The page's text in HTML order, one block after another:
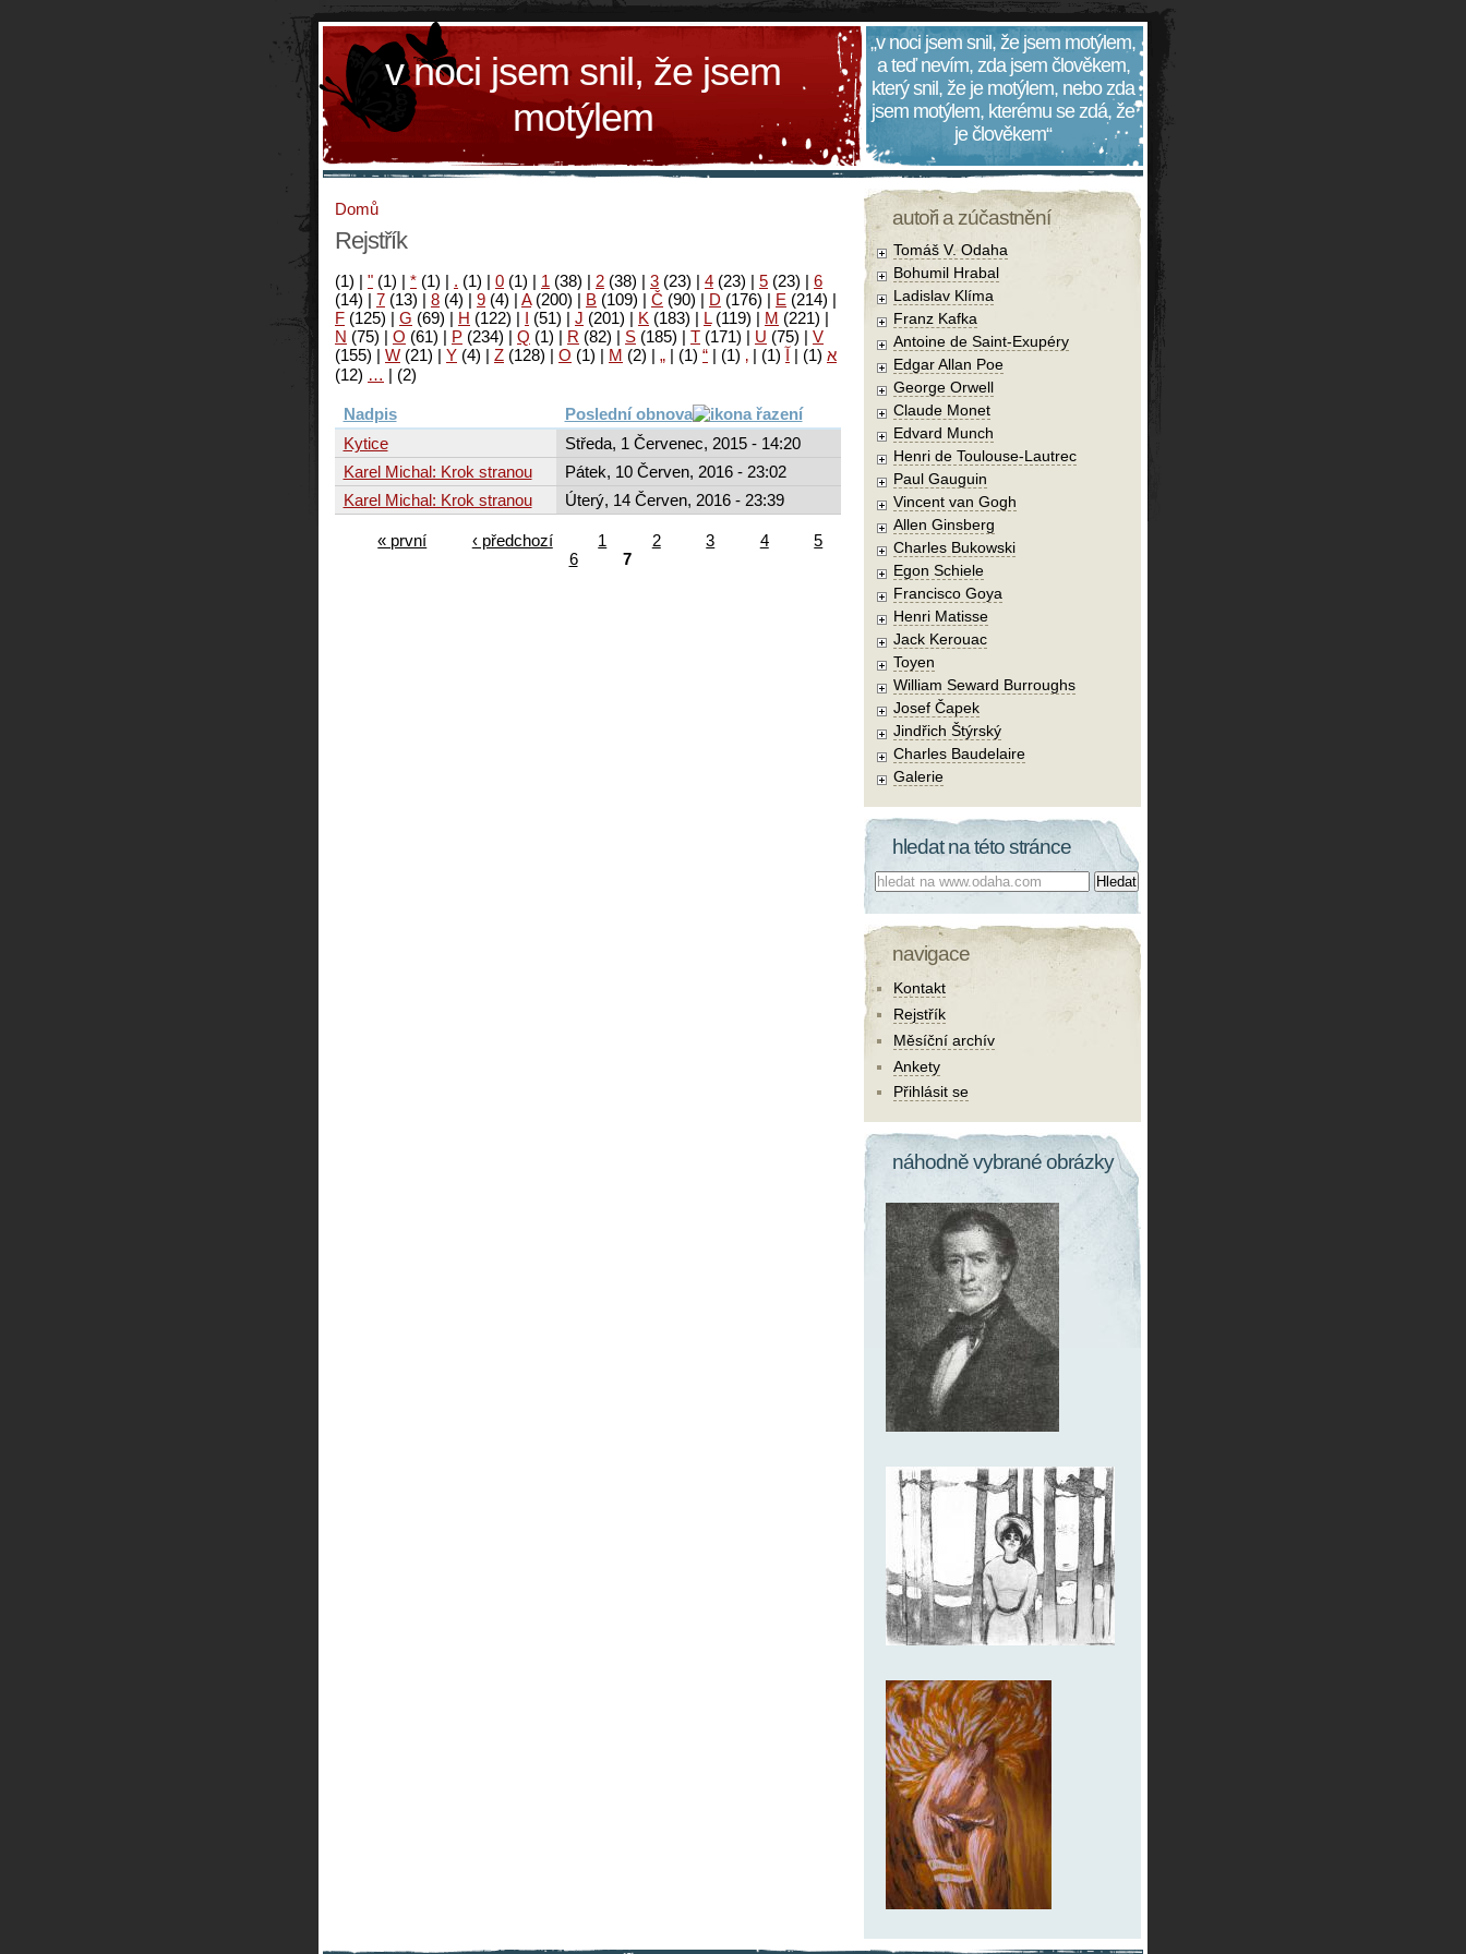
v noci jsem snil, že jsem
motýlem
„v noci jsem snil, že jsem motýlem,
a teď nevím, zda jsem člověkem,
který snil, že je motýlem, nebo zda
jsem motýlem, kterému se zdá, že
je člověkem“
Domů
Rejstřík
(1) | " (1) | * (1) | . (1) | 0 (1) | 1 (38) | 2 (38) | 3 (23) | 4 (23) | 5 (23) | 6
(14) | 7 (13) | 8 (4) | 9 (4) | A(200) | B (109) | Č (90) | D (176) | E (214) |
F (125) | G (69) | H (122) | I (51) | J (201) | K (183) | L(119) | M (221) |
N (75) | O (61) | P (234) | Q (1) | R (82) | S (185) | T (171) | U (75) | V
(155) | W (21) | Y (4) | Z (128) | Ο (1) | М (2) | א (1)
| آ (1)
|
‚
(1)
|
“
(1)
|
„
(2)
|
…
(12)
Nadpis
Poslední obnova
Kytice
Středa, 1 Červenec, 2015 - 14:20
Karel Michal: Krok stranou
Pátek, 10 Červen, 2016 - 23:02
Karel Michal: Krok stranou
Úterý, 14 Červen, 2016 - 23:39
« první ‹ předchozí 1 2 3 4
5
6
7
autoři a zúčastnění
Tomáš V. Odaha
Bohumil Hrabal
Ladislav Klíma
Franz Kafka
Antoine de Saint-Exupéry
Edgar Allan Poe
George Orwell
Claude Monet
Edvard Munch
Henri de Toulouse-Lautrec
Paul Gauguin
Vincent van Gogh
Allen Ginsberg
Charles Bukowski
Egon Schiele
Francisco Goya
Henri Matisse
Jack Kerouac
Toyen
William Seward Burroughs
Josef Čapek
Jindřich Štýrský
Charles Baudelaire
Galerie
hledat na této stránce
Co hledat:
navigace
Kontakt
Rejstřík
Měsíční archív
Ankety
Přihlásit se
náhodně vybrané obrázky